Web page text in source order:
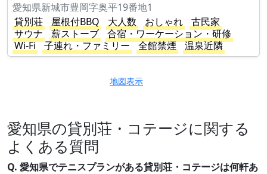
愛知県新城市豊岡字奥平19番地1
貸別荘
屋根付BBQ 大人数 おしゃれ
古民家
サウナ
薪ストーブ
合宿・ワーケーション・研修
Wi-Fi
子連れ・ファミリー 全館禁煙 温泉近隣
地図表示
愛知県の貸別荘・コテージに関する
よくある質問
Q. 愛知県でテニスプランがある貸別荘・コテージは何軒あ